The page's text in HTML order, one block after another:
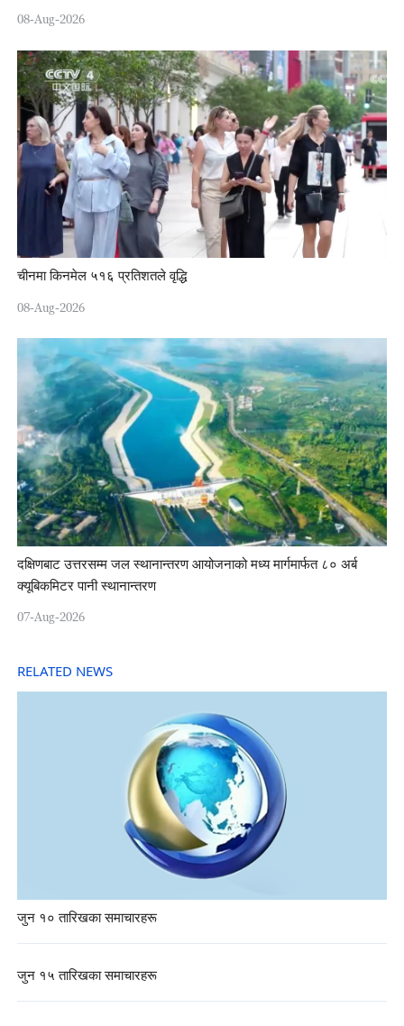
08-Aug-2026
चीनमा किनमेल ५१६ प्रतिशतले वृद्धि
08-Aug-2026
दक्षिणबाट उत्तरसम्म जल स्थानान्तरण आयोजनाको मध्य मार्गमार्फत ८० अर्ब
क्यूबिकमिटर पानी स्थानान्तरण
07-Aug-2026
RELATED NEWS
जुन १० तारिखका समाचारहरू
जुन १५ तारिखका समाचारहरू